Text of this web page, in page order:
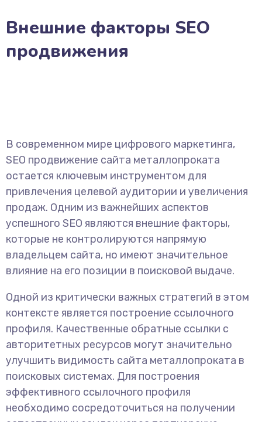
Внешние факторы SEO
продвижения
В современном мире цифрового маркетинга,
SEO продвижение сайта металлопроката
остается ключевым инструментом для
привлечения целевой аудитории и увеличения
продаж. Одним из важнейших аспектов
успешного SEO являются внешние факторы,
которые не контролируются напрямую
владельцем сайта, но имеют значительное
влияние на его позиции в поисковой выдаче.
Одной из критически важных стратегий в этом
контексте является построение ссылочного
профиля. Качественные обратные ссылки с
авторитетных ресурсов могут значительно
улучшить видимость сайта металлопроката в
поисковых системах. Для построения
эффективного ссылочного профиля
необходимо сосредоточиться на получении